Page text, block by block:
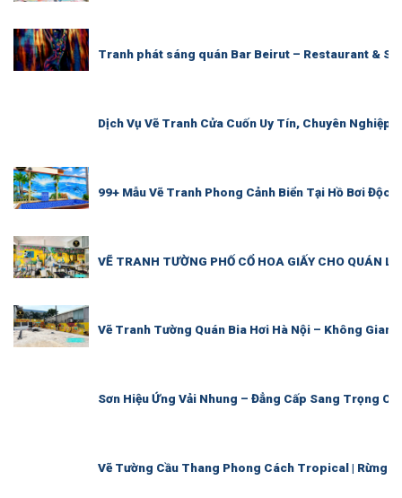
Tranh phát sáng quán Bar Beirut – Restaurant &
Dịch Vụ Vẽ Tranh Cửa Cuốn Uy Tín, Chuyên Nghiệp
99+ Mẫu Vẽ Tranh Phong Cảnh Biển Tại Hồ Bơi Độc
VẼ TRANH TƯỜNG PHỐ CỔ HOA GIẤY CHO QUÁN
Vẽ Tranh Tường Quán Bia Hơi Hà Nội – Không Gian
Sơn Hiệu Ứng Vải Nhung – Đẳng Cấp Sang Trọng
Vẽ Tường Cầu Thang Phong Cách Tropical | Rừng